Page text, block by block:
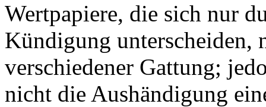
Wertpapiere, die sich nur
Kündigung unterscheiden,
verschiedener Gattung;
nicht die Aushändigung